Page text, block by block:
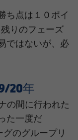
ち点は １０ポイ
りのフェーズ
ではないが、必
20年
の間に行われた
た一度だ
のグループリ